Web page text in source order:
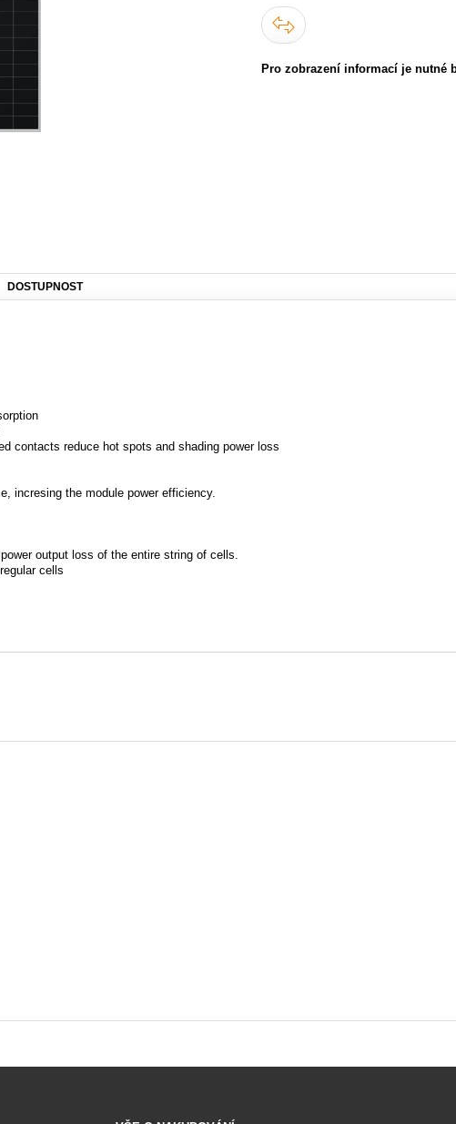
Pro zobrazení informací je nutné
DOSTUPNOST
contacts reduce hot spots and shading power loss
incresing the module power efficiency.
output loss of the entire string of cells.
cells